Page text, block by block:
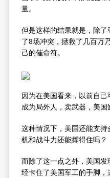
量。
但是这样的结果就是，除
了8场冲突，拯救了几百万
己的催命符。
因为在美国看来，以前自
成为局外人，卖武器，美国
这种情况下，美国还能支
机和战斗力还能撑得住吗？
而除了这一点之外，美国
经卡住了美国军工的手脚